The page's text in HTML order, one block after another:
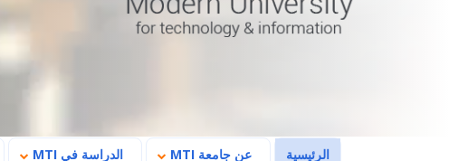
الرئيسية عن جامعة MTI الدراسة في MTI